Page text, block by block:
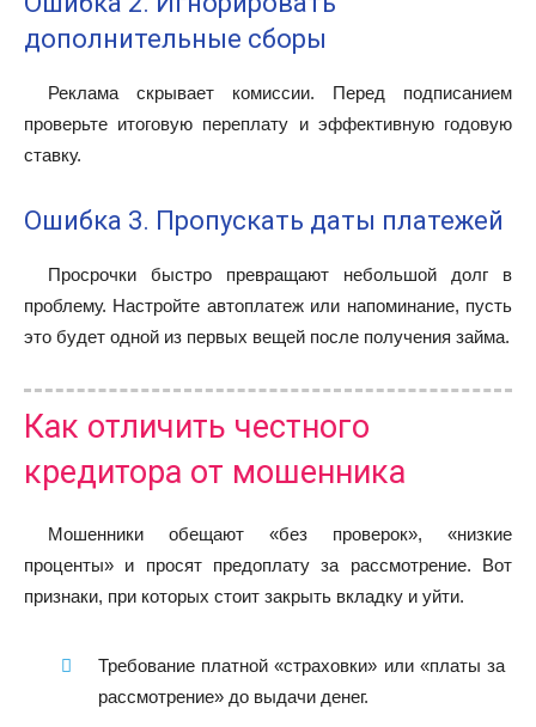
дополнительные сборы
Реклама скрывает комиссии. Перед подписанием
проверьте итоговую переплату и эффективную годовую
ставку.
Ошибка 3. Пропускать даты платежей
Просрочки быстро превращают небольшой долг в
проблему. Настройте автоплатеж или напоминание, пусть
это будет одной из первых вещей после получения займа.
Как отличить честного
кредитора от мошенника
Мошенники обещают «без проверок», «низкие
проценты» и просят предоплату за рассмотрение. Вот
признаки, при которых стоит закрыть вкладку и уйти.
Требование платной «страховки» или «платы за
рассмотрение» до выдачи денег.